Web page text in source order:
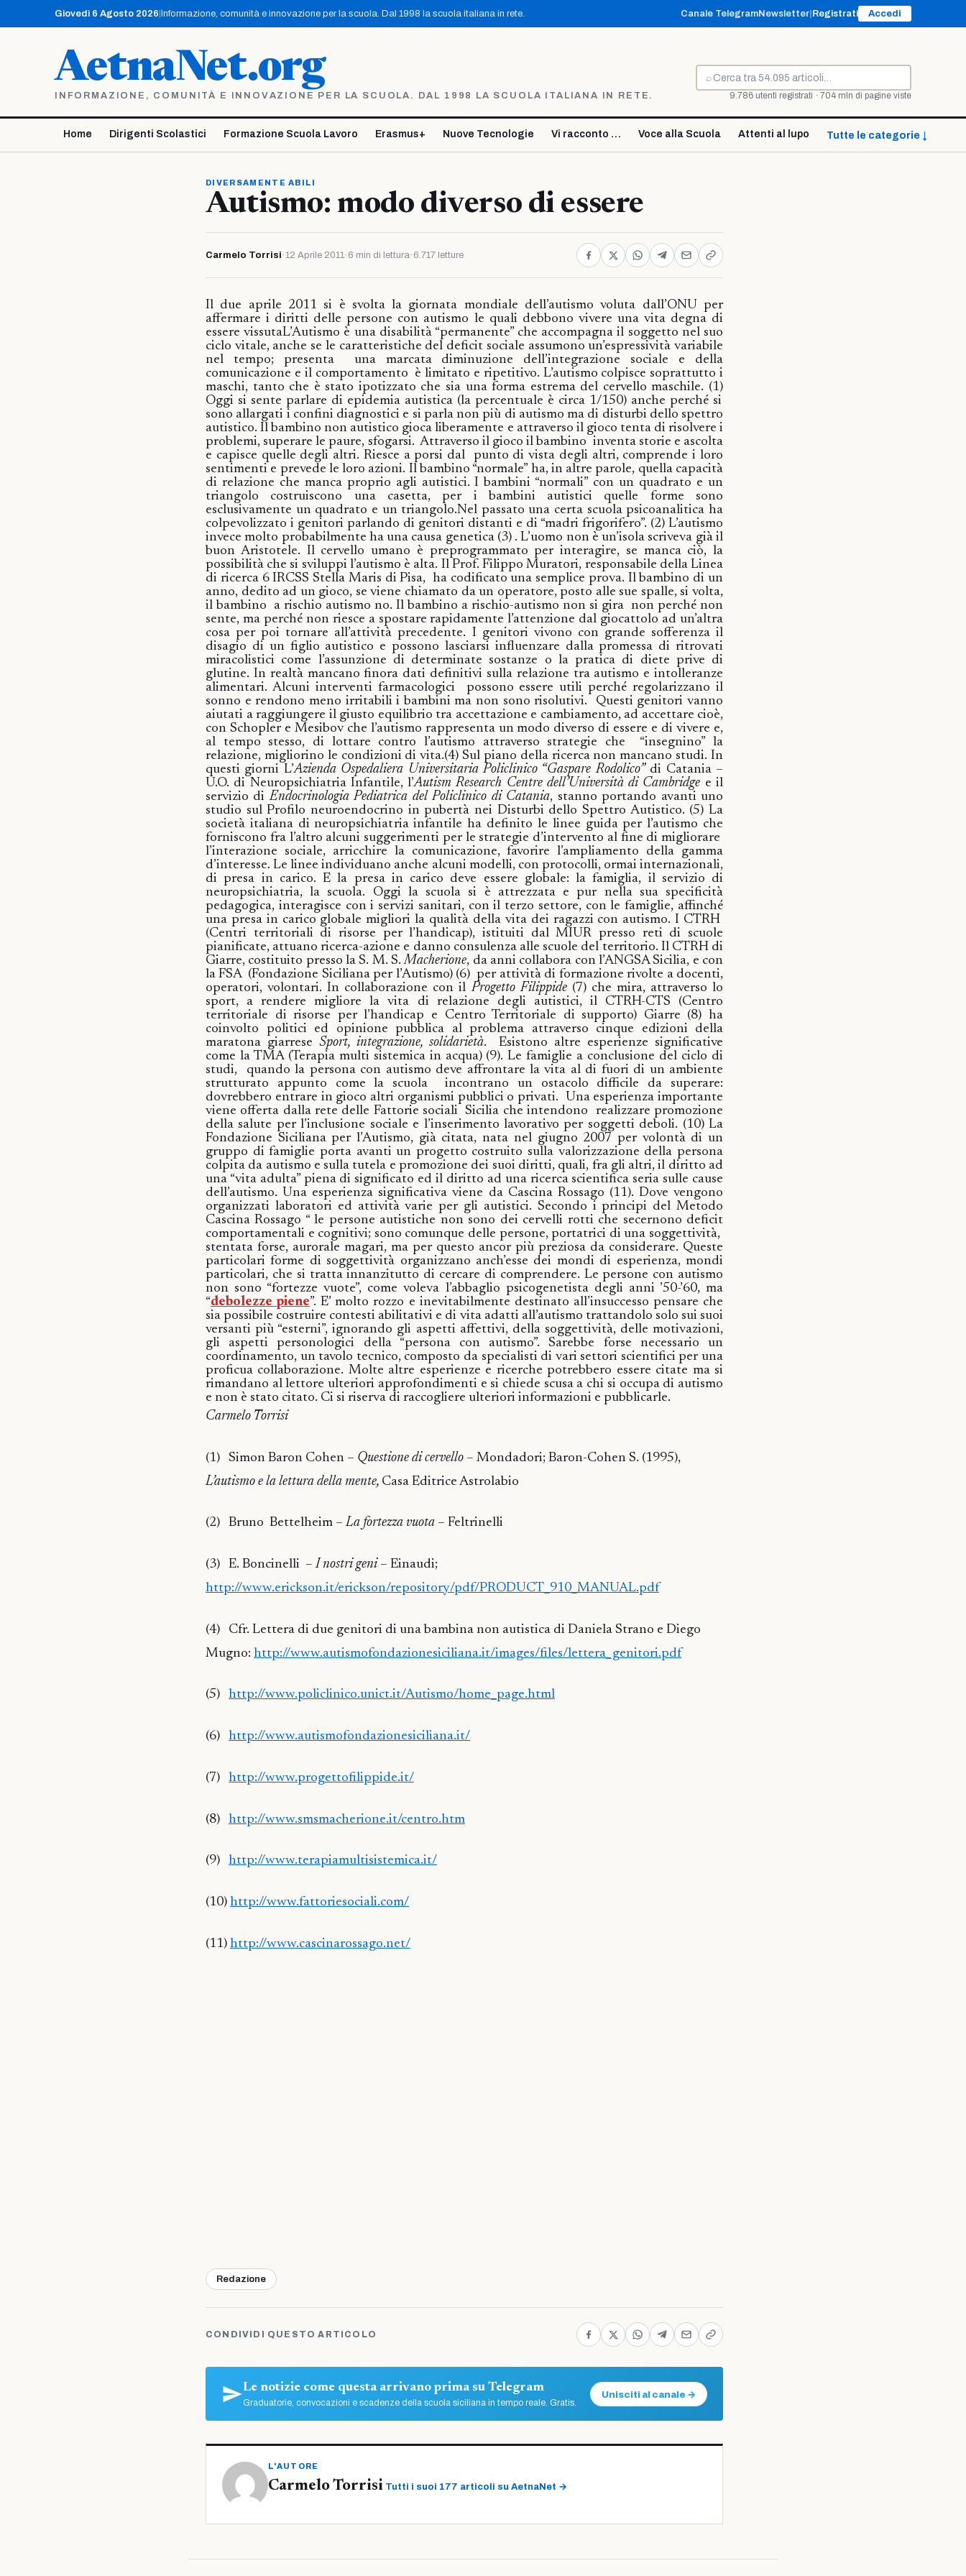
contenuto
Giovedì 6 Agosto 2026 Informazione, comunità e innovazione per la scuola. Dal 1998 la scuola italiana in rete. Canale TelegramNewsletter Registrati Accedi
AetnaNet.org
INFORMAZIONE, COMUNITÀ E INNOVAZIONE PER LA SCUOLA. DAL 1998 LA SCUOLA ITALIANA IN RETE.
⌕
Cerca
9.786 utenti registrati · 704 mln di pagine viste
Home Dirigenti Scolastici Formazione Scuola Lavoro Erasmus+ Nuove Tecnologie Vi racconto … Voce alla Scuola Attenti al lupo Tutte le categorie ↓
DIVERSAMENTE ABILI
Autismo: modo diverso di essere
Carmelo Torrisi ·12 Aprile 2011· 6 min di lettura· 6.717 letture
Il due aprile 2011 si è svolta la giornata mondiale dell’autismo voluta dall’ONU per
affermare i diritti delle persone con autismo le quali debbono vivere una vita degna di
essere vissutaL’Autismo è una disabilità “permanente” che accompagna il soggetto nel suo
ciclo vitale, anche se le caratteristiche del deficit sociale assumono un’espressività variabile
nel tempo; presenta
una marcata diminuzione dell’integrazione sociale e della
comunicazione e il comportamento è limitato e ripetitivo. L’autismo colpisce soprattutto i
maschi, tanto che è stato ipotizzato che sia una forma estrema del cervello maschile. (1)
Oggi si sente parlare di epidemia autistica (la percentuale è circa 1/150) anche perché si
sono allargati i confini diagnostici e si parla non più di autismo ma di disturbi dello spettro
autistico.Il bambino non autistico gioca liberamente e attraverso il gioco tenta di risolvere i
problemi, superare le paure, sfogarsi. Attraverso il gioco il bambino inventa storie e ascolta
e capisce quelle degli altri. Riesce a porsi dal
punto di vista degli altri, comprende i loro
sentimenti e prevede le loro azioni. Il bambino “normale” ha, in altre parole, quella capacità
di relazione che manca proprio agli autistici. I bambini “normali” con un quadrato e un
triangolo costruiscono una casetta, per i bambini autistici quelle forme sono
esclusivamente un quadrato e un triangolo.Nel passato una certa scuola psicoanalitica ha
colpevolizzato i genitori parlando di genitori distanti e di “madri frigorifero”. (2) L’autismo
invece molto probabilmente ha una causa genetica (3). L’uomo non è un’isola scriveva già il
buon Aristotele. Il cervello umano è preprogrammato per interagire, se manca ciò, la
possibilità che si sviluppi l’autismo è alta. Il Prof. Filippo Muratori, responsabile della Linea
di ricerca 6 IRCSS Stella Maris di Pisa, ha codificato una semplice prova. Il bambino di un
anno, dedito ad un gioco, se viene chiamato da un operatore, posto alle sue spalle, si volta,
il bambino
a rischio autismo no. Il bambino a rischio-autismo non si gira non perché non
sente, ma perché non riesce a spostare rapidamente l’attenzione dal giocattolo ad un’altra
cosa per poi tornare all’attività precedente. I genitori vivono con grande sofferenza il
disagio di un figlio autistico e possono lasciarsi influenzare dalla promessa di ritrovati
miracolistici come l’assunzione di determinate sostanze o la pratica di diete prive di
glutine. In realtà mancano finora dati definitivi sulla relazione tra autismo e intolleranze
alimentari. Alcuni interventi farmacologici
possono essere utili perché regolarizzano il
sonno e rendono meno irritabili i bambini ma non sono risolutivi.
Questi genitori vanno
aiutati a raggiungere il giusto equilibrio tra accettazione e cambiamento, ad accettare cioè,
con Schopler e Mesibov che l’autismo rappresenta un modo diverso di essere e di vivere e,
al tempo stesso, di lottare contro l’autismo attraverso strategie che
“insegnino” la
relazione, migliorino le condizioni di vita.(4)Sul piano della ricerca non mancano studi. In
questi giorni L’Azienda Ospedaliera Universitaria Policlinico “Gaspare Rodolico”di Catania –
U.O. di Neuropsichiatria Infantile, l’Autism Research Centre dell’Università di Cambridge e il
servizio diEndocrinologia Pediatrica del Policlinico di Catania, stanno portando avanti uno
studio sul Profilo neuroendocrino in pubertà nei Disturbi dello Spettro Autistico. (5)La
società italiana di neuropsichiatria infantile ha definito le linee guida per l’autismo che
forniscono fra l’altro alcuni suggerimenti per le strategie d’intervento al fine di migliorare
l’interazione sociale, arricchire la comunicazione, favorire l’ampliamento della gamma
d’interesse. Le linee individuano anche alcuni modelli, con protocolli, ormai internazionali,
di presa in carico. E la presa in carico deve essere globale: la famiglia, il servizio di
neuropsichiatria, la scuola. Oggi la scuola si è attrezzata e pur nella sua specificità
pedagogica, interagisce con i servizi sanitari, con il terzo settore, con le famiglie, affinché
una presa in carico globale migliori la qualità della vita dei ragazzi con autismo.I CTRH
(Centri territoriali di risorse per l’handicap), istituiti dal MIUR presso reti di scuole
pianificate, attuano ricerca-azione e danno consulenza alle scuole del territorio. Il CTRH di
Giarre, costituito presso la S. M. S.Macherione, da anni collabora con l’ANGSA Sicilia, e con
la FSA (Fondazione Siciliana per l’Autismo) (6) per attività di formazione rivolte a docenti,
operatori, volontari. In collaborazione con ilProgetto Filippide(7)che mira, attraverso lo
sport, a rendere migliore la vita di relazione degli autistici, il CTRH-CTS (Centro
territoriale di risorse per l’handicap e Centro Territoriale di supporto) Giarre (8) ha
coinvolto politici ed opinione pubblica al problema attraverso cinque edizioni della
maratona giarrese Sport, integrazione, solidarietà.
Esistono altre esperienze significative
come la TMA (Terapia multi sistemica in acqua) (9).Le famiglie a conclusione del ciclo di
studi,
quando la persona con autismo deve affrontare la vita al di fuori di un ambiente
strutturato appunto come la scuola
incontrano un ostacolo difficile da superare:
dovrebbero entrare in gioco altri organismi pubblici o privati.
Una esperienza importante
viene offerta dalla rete delle Fattorie sociali Sicilia che intendono
realizzare promozione
della salute per l’inclusione sociale e l’inserimento lavorativo per soggetti deboli. (10)La
Fondazione Siciliana per l’Autismo, già citata, nata nel giugno 2007 per volontà di un
gruppo di famiglie porta avanti un progetto costruito sulla valorizzazione della persona
colpita da autismo e sulla tutela e promozione dei suoi diritti, quali, fra gli altri, il diritto ad
una “vita adulta” piena di significato ed il diritto ad una ricerca scientifica seria sulle cause
dell’autismo. Una esperienza significativa viene da Cascina Rossago (11). Dove vengono
organizzati laboratori ed attività varie per gli autistici. Secondo i principi del Metodo
CascinaRossago “ le persone autistiche non sono dei cervelli rotti che secernono deficit
comportamentali e cognitivi; sono comunque delle persone, portatrici di una soggettività,
stentata forse, aurorale magari, ma per questo ancor più preziosa da considerare. Queste
particolari forme di soggettività organizzano anch’esse dei mondi di esperienza, mondi
particolari, che si tratta innanzitutto di cercare di comprendere. Le persone con autismo
non sono “fortezze vuote”, come voleva l’abbaglio psicogenetista degli anni ’50-’60, ma
“debolezze piene”. E’ molto rozzo e inevitabilmente destinato all’insuccesso pensare che
sia possibile costruire contesti abilitativi e di vita adatti all’autismo trattandolo solo sui suoi
versanti più “esterni”, ignorando gli aspetti affettivi, della soggettività, delle motivazioni,
gli aspetti personologici della “persona con autismo”.Sarebbe forse necessario un
coordinamento, un tavolo tecnico, composto da specialisti di vari settori scientifici per una
proficua collaborazione. Molte altre esperienze e ricerche potrebbero essere citate ma si
rimandano al lettore ulteriori approfondimenti e si chiede scusa a chi si occupa di autismo
e non è stato citato. Ci si riserva di raccogliere ulteriori informazioni e pubblicarle.
Carmelo Torrisi
(1) Simon Baron Cohen – Questione di cervello – Mondadori; Baron-Cohen S. (1995),
L’autismo e la lettura della mente, Casa Editrice Astrolabio
(2) Bruno Bettelheim –La fortezza vuota – Feltrinelli
(3) E. Boncinelli –I nostri geni – Einaudi;
http://www.erickson.it/erickson/repository/pdf/PRODUCT_910_MANUAL.pdf
(4)
Cfr. Lettera di due genitori di una bambina non autistica di Daniela Strano e Diego
Mugno: http://www.autismofondazionesiciliana.it/images/files/lettera_genitori.pdf
(5) http://www.policlinico.unict.it/Autismo/home_page.html
(6) http://www.autismofondazionesiciliana.it/
(7) http://www.progettofilippide.it/
(8) http://www.smsmacherione.it/centro.htm
(9) http://www.terapiamultisistemica.it/
(10) http://www.fattoriesociali.com/
(11) http://www.cascinarossago.net/
Redazione
CONDIVIDI QUESTO ARTICOLO
Le notizie come questa arrivano prima su Telegram
Graduatorie, convocazioni e scadenze della scuola siciliana in tempo reale. Gratis.
Unisciti al canale →
L'AUTORE
Carmelo Torrisi Tutti i suoi 177 articoli su AetnaNet →